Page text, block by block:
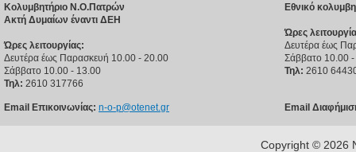
Κολυμβητήριο Ν.Ο.Πατρών
Ακτή Δυμαίων έναντι ΔΕΗ
Ώρες λειτουργίας:
Δευτέρα έως Παρασκευή 10.00 - 20.00
Σάββατο 10.00 - 13.00
Τηλ: 2610 317766
Email Επικοινωνίας: n-o-p@otenet.gr
Εθνικό
Ώρες
Δευτέρα έως
Σάββατο 10.00
Τηλ: 2610
Email
Copyright © 2026